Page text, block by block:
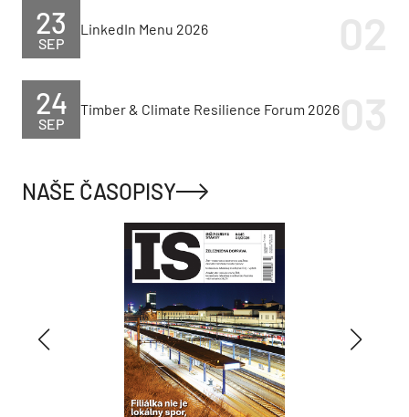
SEP
23 LinkedIn Menu 2026
SEP
24 Timber & Climate Resilience Forum 2026
NAŠE ČASOPISY